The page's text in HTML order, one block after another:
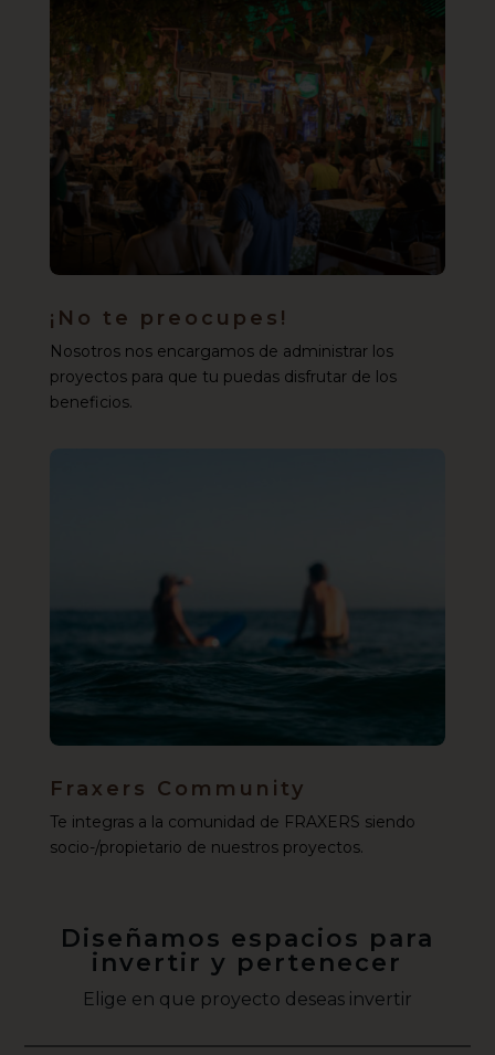
¡No te preocupes!
Nosotros nos encargamos de administrar los
proyectos para que tu puedas disfrutar de los
beneficios.
Fraxers Community
Te integras a la comunidad de FRAXERS siendo
socio-/propietario de nuestros proyectos.
Diseñamos espacios para
invertir y pertenecer
Elige en que proyecto deseas invertir